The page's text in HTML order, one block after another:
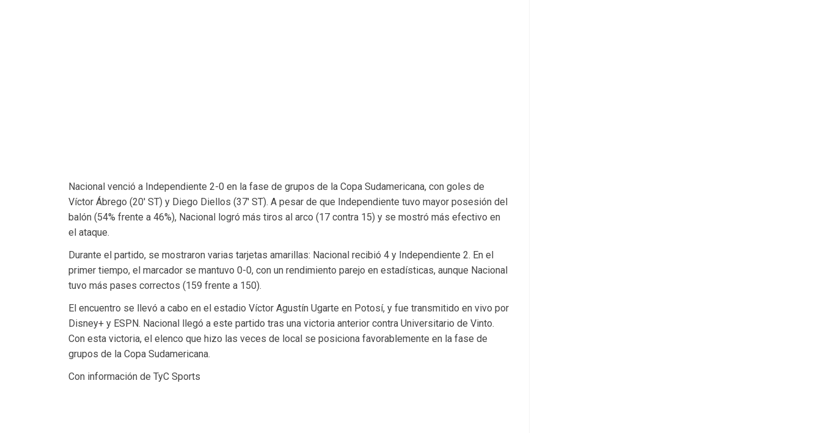
Nacional venció a Independiente 2-0 en la fase de grupos de la Copa Sudamericana, con goles de
Víctor Ábrego (20′ ST) y Diego Diellos (37′ ST). A pesar de que Independiente tuvo mayor posesión del
balón (54% frente a 46%), Nacional logró más tiros al arco (17 contra 15) y se mostró más efectivo en
el ataque.
Durante el partido, se mostraron varias tarjetas amarillas: Nacional recibió 4 y Independiente 2. En el
primer tiempo, el marcador se mantuvo 0-0, con un rendimiento parejo en estadísticas, aunque Nacional
tuvo más pases correctos (159 frente a 150).
El encuentro se llevó a cabo en el estadio Víctor Agustín Ugarte en Potosí, y fue transmitido en vivo por
Disney+ y ESPN. Nacional llegó a este partido tras una victoria anterior contra Universitario de Vinto.
Con esta victoria, el elenco que hizo las veces de local se posiciona favorablemente en la fase de
grupos de la Copa Sudamericana.
Con información de TyC Sports